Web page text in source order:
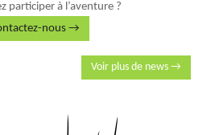
participer à l’aventure ?
nous →
Voir plus de news →